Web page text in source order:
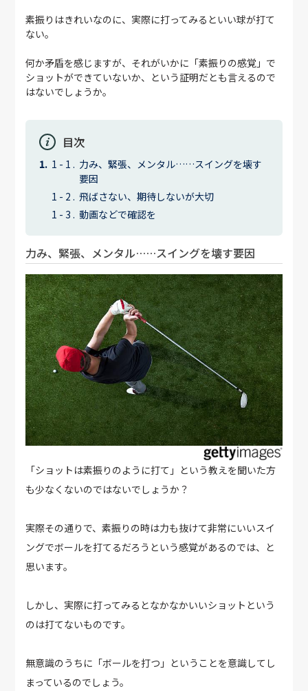
素振りはきれいなのに、実際に打ってみるといい球が打て
ない。
何か矛盾を感じますが、それがいかに「素振りの感覚」で
ショットができていないか、という証明だとも言えるので
はないでしょうか。
目次
力み、緊張、メンタル……スイングを壊す
要因
飛ばさない、期待しないが大切
動画などで確認を
力み、緊張、メンタル……スイングを壊す要因
「ショットは素振りのように打て」という教えを聞いた方
も少なくないのではないでしょうか？
実際その通りで、素振りの時は力も抜けて非常にいいスイ
ングでボールを打てるだろうという感覚があるのでは、と
思います。
しかし、実際に打ってみるとなかなかいいショットという
のは打てないものです。
無意識のうちに「ボールを打つ」ということを意識してし
まっているのでしょう。